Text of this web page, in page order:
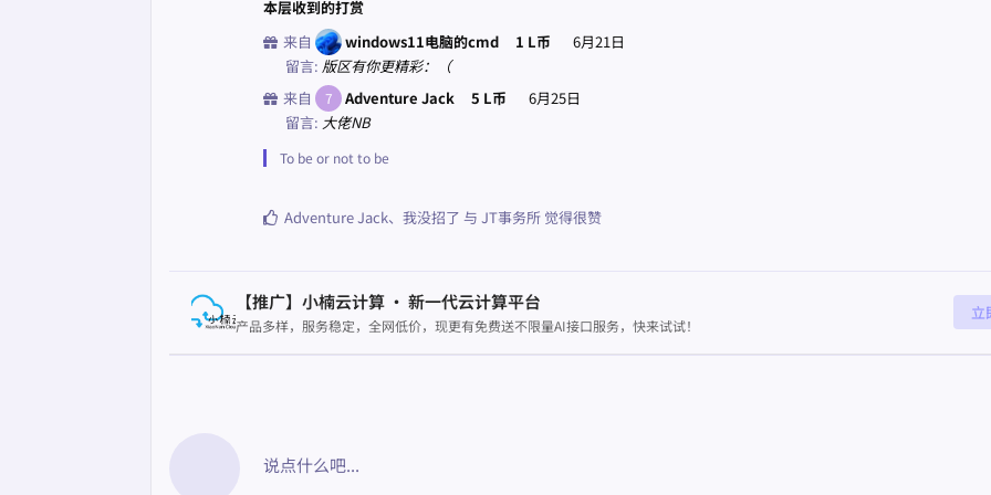
本层收到的打赏
来自
windows11电脑的cmd 1 L币
6月21日
留言: 版区有你更精彩：（
来自
7 Adventure Jack 5 L币
6月25日
留言: 大佬NB
To be or not to be
Adventure Jack、 我没招了 与 JT事务所 觉得很赞
【推广】小楠云计算 · 新一代云计算平台
产品多样，服务稳定，全网低价，现更有免费送不限量AI接口服务，快来试试！
立
说点什么吧...